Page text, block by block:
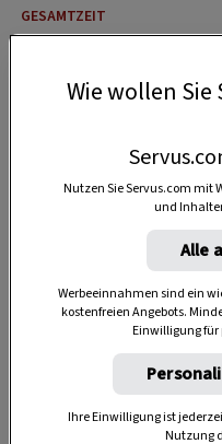
3:20 Stunden
Wie wollen
Nutzen Sie Servus.com mit
und
Alle
Werbeeinnahmen sind ein
kostenfreien Angebots.
Einwilligung für
Ihre Einwilligung ist
Nutzung